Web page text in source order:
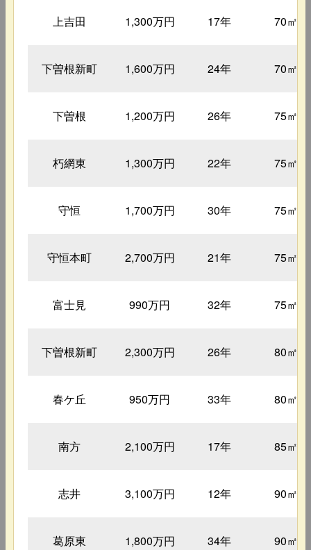
上吉田 1,300万円 17年 70㎡
下曽根新町 1,600万円 24年 70㎡
下曽根 1,200万円 26年 75㎡
朽網東 1,300万円 22年 75㎡
守恒 1,700万円 30年 75㎡
守恒本町 2,700万円 21年 75㎡
富士見 990万円 32年 75㎡
下曽根新町 2,300万円 26年 80㎡
春ケ丘 950万円 33年 80㎡
南方 2,100万円 17年 85㎡
志井 3,100万円 12年 90㎡
葛原東 1,800万円 34年 90㎡